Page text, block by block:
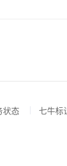
状态 七牛标